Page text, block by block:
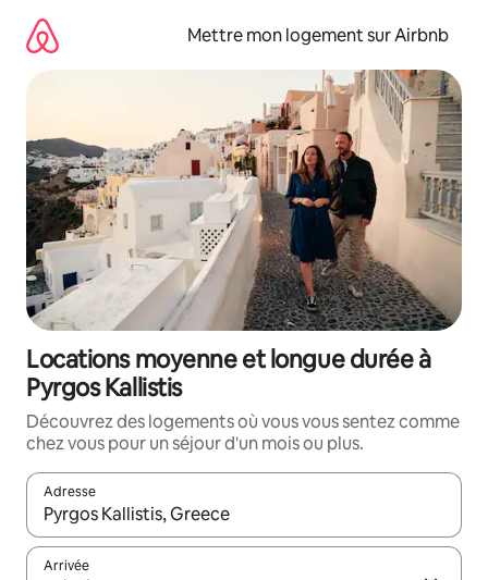
directement
contenu
Mettre mon logement sur Airbnb
Locations moyenne et longue durée à
Pyrgos Kallistis
Découvrez des logements où vous vous sentez comme
chez vous pour un séjour d'un mois ou plus.
Adresse
Lorsque les résultats s'affichent, utilisez les flèches vers le
Arrivée